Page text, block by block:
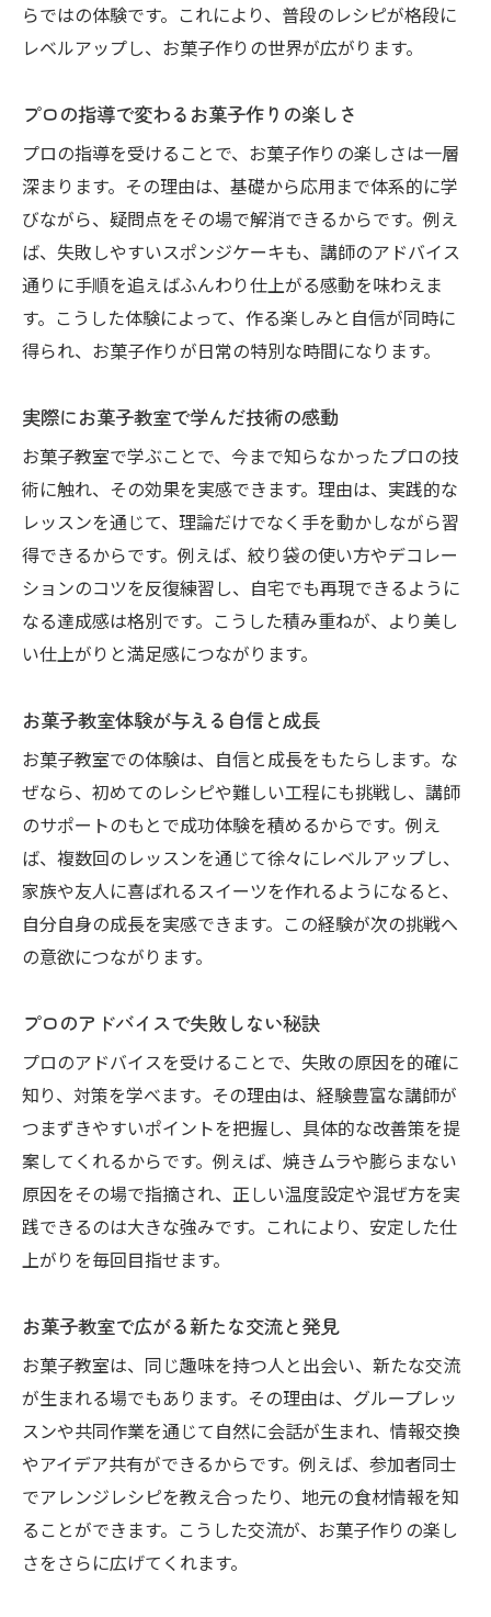
お菓子教室発の失敗しないコツを伝授
プロ講師直伝のお菓子教室裏技を家庭で
毎日のスイーツ作りが変わるお菓子教室術
初心者でも安心の丁寧なお菓子教室
お菓子教室が初めての方へのサポート体制
丁寧な指導が魅力のお菓子教室の工夫
初心者向けカリキュラムのあるお菓子教室
お菓子教室の基礎レッスンで不安を解消
質問しやすい雰囲気のお菓子教室を体験
大人向けスイーツの技術も身につく教室
お菓子教室で学ぶ大人向けレシピの魅力
上級者も満足できるお菓子教室の技術力
洋酒を使った大人スイーツもお菓子教室で
お菓子教室で極める本格大人スイーツ講座
お菓子教室で広がる大人の味わいと表現力
特別な日に役立つお菓子教室の大人技術
お菓子教室は少人数制で丁寧な指導が魅力
質問しやすいお菓子教室の少人数レッスン
お菓子教室だから実現する充実のサポート
一人ひとりに寄り添うお菓子教室の工夫
少人数制お菓子教室の学びやすさを実感
お菓子教室で深まるコミュニケーション
家族や友人が喜ぶ手作りスイーツの秘訣
お菓子教室発の家族が喜ぶレシピの工夫
友人も大満足の手作りスイーツをお菓子教
室で
お菓子教室で広がるギフトアイデア集
お菓子教室の技で笑顔あふれる食卓に
お菓子教室で叶える心に残るプレゼント作
り
学びの楽しさ広がるお菓子教室の魅力
お菓子教室で感じる成長と達成感の理由
継続したくなるお菓子教室の楽しみ方
お菓子教室が提供する多彩なレッスン内容
仲間と学べるお菓子教室の交流の魅力
お菓子教室でひらく新しい趣味の世界
挑戦を応援するお菓子教室のサポート体制
らではの体験です。これにより、普段のレシピが格段に
レベルアップし、お菓子作りの世界が広がります。
プロの指導で変わるお菓子作りの楽しさ
プロの指導を受けることで、お菓子作りの楽しさは一層
深まります。その理由は、基礎から応用まで体系的に学
びながら、疑問点をその場で解消できるからです。例え
ば、失敗しやすいスポンジケーキも、講師のアドバイス
通りに手順を追えばふんわり仕上がる感動を味わえま
す。こうした体験によって、作る楽しみと自信が同時に
得られ、お菓子作りが日常の特別な時間になります。
実際にお菓子教室で学んだ技術の感動
お菓子教室で学ぶことで、今まで知らなかったプロの技
術に触れ、その効果を実感できます。理由は、実践的な
レッスンを通じて、理論だけでなく手を動かしながら習
得できるからです。例えば、絞り袋の使い方やデコレー
ションのコツを反復練習し、自宅でも再現できるように
なる達成感は格別です。こうした積み重ねが、より美し
い仕上がりと満足感につながります。
お菓子教室体験が与える自信と成長
お菓子教室での体験は、自信と成長をもたらします。な
ぜなら、初めてのレシピや難しい工程にも挑戦し、講師
のサポートのもとで成功体験を積めるからです。例え
ば、複数回のレッスンを通じて徐々にレベルアップし、
家族や友人に喜ばれるスイーツを作れるようになると、
自分自身の成長を実感できます。この経験が次の挑戦へ
の意欲につながります。
プロのアドバイスで失敗しない秘訣
プロのアドバイスを受けることで、失敗の原因を的確に
知り、対策を学べます。その理由は、経験豊富な講師が
つまずきやすいポイントを把握し、具体的な改善策を提
案してくれるからです。例えば、焼きムラや膨らまない
原因をその場で指摘され、正しい温度設定や混ぜ方を実
践できるのは大きな強みです。これにより、安定した仕
上がりを毎回目指せます。
お菓子教室で広がる新たな交流と発見
お菓子教室は、同じ趣味を持つ人と出会い、新たな交流
が生まれる場でもあります。その理由は、グループレッ
スンや共同作業を通じて自然に会話が生まれ、情報交換
やアイデア共有ができるからです。例えば、参加者同士
でアレンジレシピを教え合ったり、地元の食材情報を知
ることができます。こうした交流が、お菓子作りの楽し
さをさらに広げてくれます。